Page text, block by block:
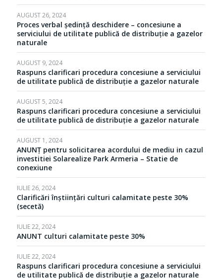
AUGUST 26, 2024
Proces verbal ședință deschidere – concesiune a
serviciului de utilitate publică de distribuție a gazelor
naturale
AUGUST 9, 2024
Raspuns clarificari procedura concesiune a serviciului
de utilitate publică de distribuție a gazelor naturale
AUGUST 5, 2024
Raspuns clarificari procedura concesiune a serviciului
de utilitate publică de distribuție a gazelor naturale
AUGUST 1, 2024
ANUNȚ pentru solicitarea acordului de mediu in cazul
investitiei Solarealize Park Armeria – Statie de
conexiune
IULIE 26, 2024
Clarificări înștiințări culturi calamitate peste 30%
(secetă)
IULIE 22, 2024
ANUNT culturi calamitate peste 30%
IULIE 22, 2024
Raspuns clarificari procedura concesiune a serviciului
de utilitate publică de distribuție a gazelor naturale